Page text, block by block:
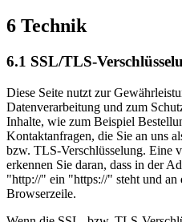
6 Technik
6.1 SSL/TLS-
Diese Seite nutzt zur
Datenverarbeitung und zum
Inhalte, wie zum Beispiel
Kontaktanfragen, die Sie an uns
bzw. TLS-Verschlüsselung. Eine
erkennen Sie daran, dass in der
"http://" ein "https://" steht und an
Browserzeile.